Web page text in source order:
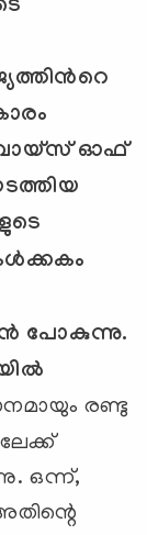
'വോയ്സ് ഓഫ്
പോകുന്നു.
രണ്ടു
ഒന്ന്,